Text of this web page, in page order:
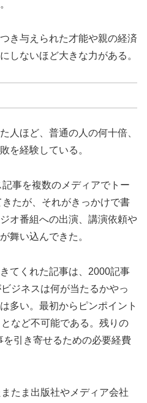
き与えられた才能や親の経済
しないほど大きな力がある。
人ほど、普通の人の何十倍、
を経験している。
事を複数のメディアでトー
たが、それがきっかけで書
オ番組への出演、講演依頼や
舞い込んできた。
てくれた記事は、2000記事
ジネスは何が当たるかやっ
多い。最初からピンポイント
など不可能である。残りの
引き寄せるための必要経費
たま出版社やメディア会社